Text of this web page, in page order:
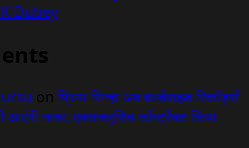
Dubey
onप्रिया सिन्हा अब वर्ल्डवाइड रिकॉर्ड्स
आएंगी नजर, एक्सक्लूसिव कॉन्ट्रैक्ट किया